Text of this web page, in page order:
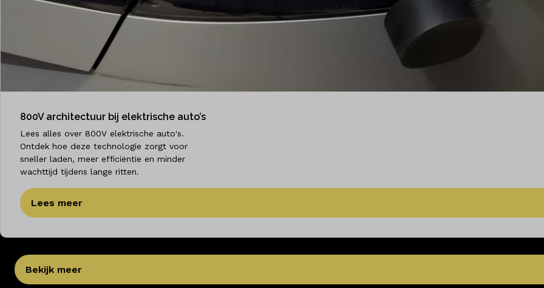
800V architectuur bij elektrische auto’s
Lees alles over 800V elektrische auto's.
Ontdek hoe deze technologie zorgt voor
sneller laden, meer efficiëntie en minder
wachttijd tijdens lange ritten.
Lees meer
Bekijk meer